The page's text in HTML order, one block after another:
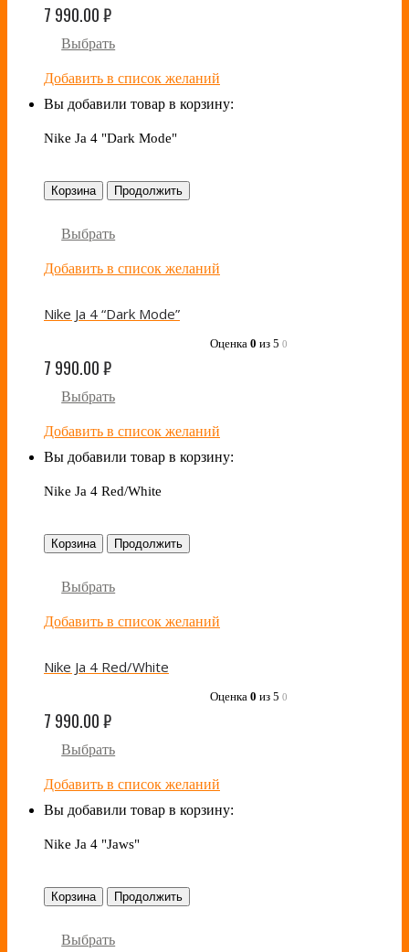
7 990.00₽
Выбрать
Добавить в список желаний
Вы добавили товар в корзину:
Nike Ja 4 "Dark Mode"
Корзина Продолжить
Выбрать
Добавить в список желаний
Nike Ja 4 “Dark Mode”
Оценка 0 из 5 0
7 990.00₽
Выбрать
Добавить в список желаний
Вы добавили товар в корзину:
Nike Ja 4 Red/White
Корзина Продолжить
Выбрать
Добавить в список желаний
Nike Ja 4 Red/White
Оценка 0 из 5 0
7 990.00₽
Выбрать
Добавить в список желаний
Вы добавили товар в корзину:
Nike Ja 4 "Jaws"
Корзина Продолжить
Выбрать